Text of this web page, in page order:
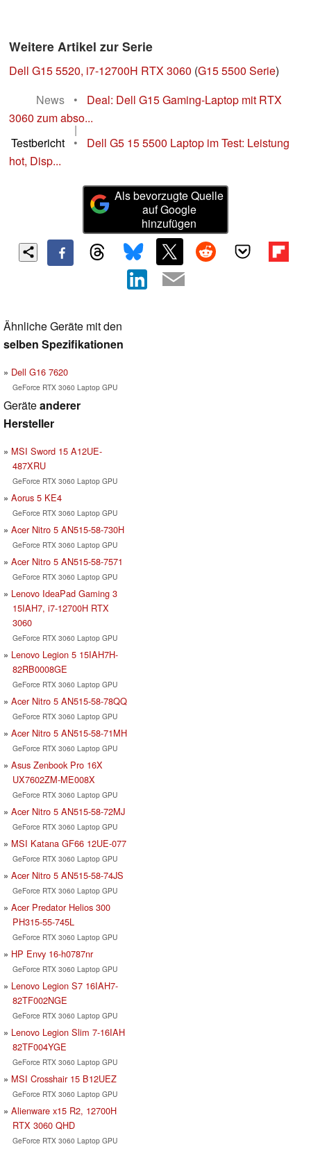
Weitere Artikel zur Serie
Dell G15 5520, i7-12700H RTX 3060 (G15 5500 Serie)
News
•
Deal: Dell G15 Gaming-Laptop mit RTX
3060 zum abso...
|
Testbericht
•
Dell G5 15 5500 Laptop im Test: Leistung
hot, Disp...
Als bevorzugte Quelle
auf Google
hinzufügen
Ähnliche Geräte mit den
selben Spezifikationen
Dell G16 7620
GeForce RTX 3060 Laptop GPU
Geräteanderer
Hersteller
MSI Sword 15 A12UE-
487XRU
GeForce RTX 3060 Laptop GPU
Aorus 5 KE4
GeForce RTX 3060 Laptop GPU
Acer Nitro 5 AN515-58-730H
GeForce RTX 3060 Laptop GPU
Acer Nitro 5 AN515-58-7571
GeForce RTX 3060 Laptop GPU
Lenovo IdeaPad Gaming 3
15IAH7, i7-12700H RTX
3060
GeForce RTX 3060 Laptop GPU
Lenovo Legion 5 15IAH7H-
82RB0008GE
GeForce RTX 3060 Laptop GPU
Acer Nitro 5 AN515-58-78QQ
GeForce RTX 3060 Laptop GPU
Acer Nitro 5 AN515-58-71MH
GeForce RTX 3060 Laptop GPU
Asus Zenbook Pro 16X
UX7602ZM-ME008X
GeForce RTX 3060 Laptop GPU
Acer Nitro 5 AN515-58-72MJ
GeForce RTX 3060 Laptop GPU
MSI Katana GF66 12UE-077
GeForce RTX 3060 Laptop GPU
Acer Nitro 5 AN515-58-74JS
GeForce RTX 3060 Laptop GPU
Acer Predator Helios 300
PH315-55-745L
GeForce RTX 3060 Laptop GPU
HP Envy 16-h0787nr
GeForce RTX 3060 Laptop GPU
Lenovo Legion S7 16IAH7-
82TF002NGE
GeForce RTX 3060 Laptop GPU
Lenovo Legion Slim 7-16IAH
82TF004YGE
GeForce RTX 3060 Laptop GPU
MSI Crosshair 15 B12UEZ
GeForce RTX 3060 Laptop GPU
Alienware x15 R2, 12700H
RTX 3060 QHD
GeForce RTX 3060 Laptop GPU